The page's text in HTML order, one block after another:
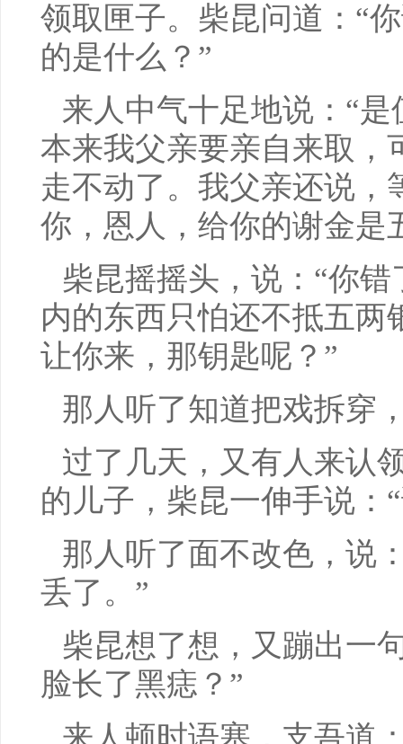
领取匣子。柴昆问道：“
的是什么？”
来人中气十足地说：“
本来我父亲要亲自来取，
走不动了。我父亲还说，
你，恩人，给你的谢金是
柴昆摇摇头，说：“你
内的东西只怕还不抵五两
让你来，那钥匙呢？”
那人听了知道把戏拆穿
过了几天，又有人来认
的儿子，柴昆一伸手说：
那人听了面不改色，说
丢了。”
柴昆想了想，又蹦出一
脸长了黑痣？”